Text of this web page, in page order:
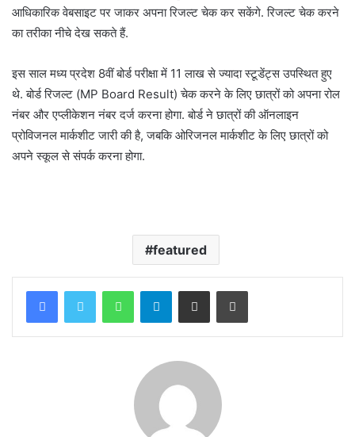
आधिकारिक वेबसाइट पर जाकर अपना रिजल्ट चेक कर सकेंगे. रिजल्ट चेक करने
का तरीका नीचे देख सकते हैं.
इस साल मध्य प्रदेश 8वीं बोर्ड परीक्षा में 11 लाख से ज्यादा स्टूडेंट्स उपस्थित हुए
थे. बोर्ड रिजल्ट (MP Board Result) चेक करने के लिए छात्रों को अपना रोल
नंबर और एप्लीकेशन नंबर दर्ज करना होगा. बोर्ड ने छात्रों की ऑनलाइन
प्रोविजनल मार्कशीट जारी की है, जबकि ओरिजनल मार्कशीट के लिए छात्रों को
अपने स्कूल से संपर्क करना होगा.
featured
WhatsAppTelegramShare via Email Print